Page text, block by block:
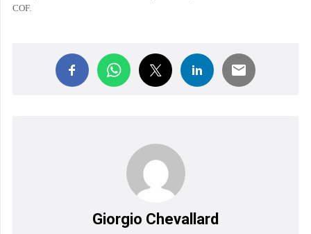
COF.
Giorgio Chevallard